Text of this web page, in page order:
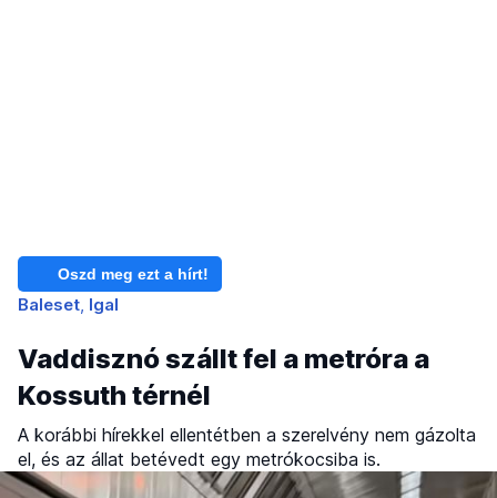
Oszd meg ezt a hírt!
Baleset Igal
Vaddisznó szállt fel a metróra a
Kossuth térnél
A korábbi hírekkel ellentétben a szerelvény nem gázolta
el, és az állat betévedt egy metrókocsiba is.